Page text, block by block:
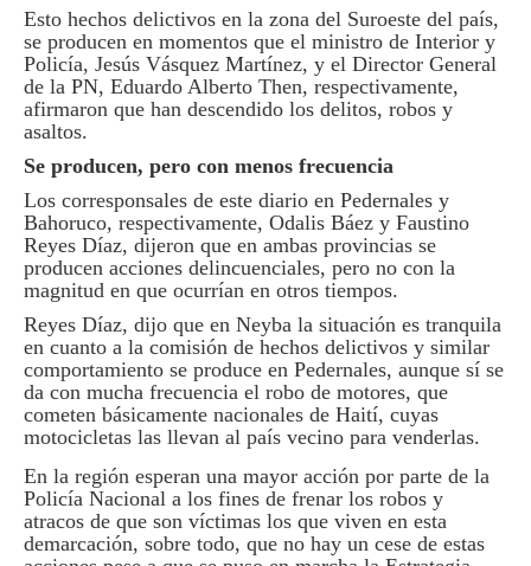
Esto hechos delictivos en la zona del Suroeste del país,
se producen en momentos que el ministro de Interior y
Policía, Jesús Vásquez Martínez, y el Director General
de la PN, Eduardo Alberto Then, respectivamente,
afirmaron que han descendido los delitos, robos y
asaltos.
Se producen, pero con menos frecuencia
Los corresponsales de este diario en Pedernales y
Bahoruco, respectivamente, Odalis Báez y Faustino
Reyes Díaz, dijeron que en ambas provincias se
producen acciones delincuenciales, pero no con la
magnitud en que ocurrían en otros tiempos.
Reyes Díaz, dijo que en Neyba la situación es tranquila
en cuanto a la comisión de hechos delictivos y similar
comportamiento se produce en Pedernales, aunque sí se
da con mucha frecuencia el robo de motores, que
cometen básicamente nacionales de Haití, cuyas
motocicletas las llevan al país vecino para venderlas.
En la región esperan una mayor acción por parte de la
Policía Nacional a los fines de frenar los robos y
atracos de que son víctimas los que viven en esta
demarcación, sobre todo, que no hay un cese de estas